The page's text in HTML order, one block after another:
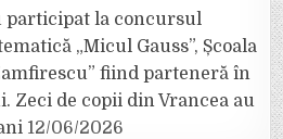
participat la concursul
„Micul Gauss”, Școala
fiind parteneră în
Zeci de copii din Vrancea au
12/06/2026